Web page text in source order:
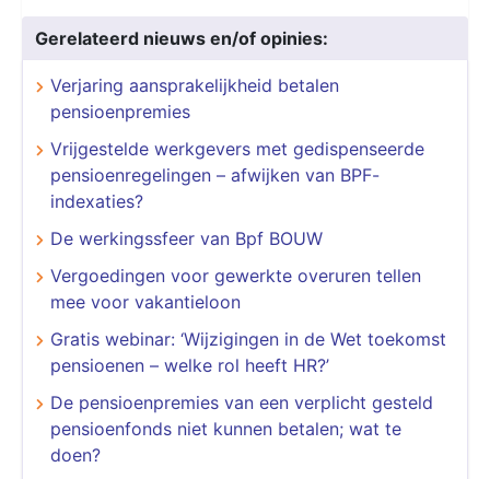
Gerelateerd nieuws en/of opinies:
Verjaring aansprakelijkheid betalen
pensioenpremies
Vrijgestelde werkgevers met gedispenseerde
pensioenregelingen – afwijken van BPF-
indexaties?
De werkingssfeer van Bpf BOUW
Vergoedingen voor gewerkte overuren tellen
mee voor vakantieloon
Gratis webinar: ‘Wijzigingen in de Wet toekomst
pensioenen – welke rol heeft HR?’
De pensioenpremies van een verplicht gesteld
pensioenfonds niet kunnen betalen; wat te
doen?